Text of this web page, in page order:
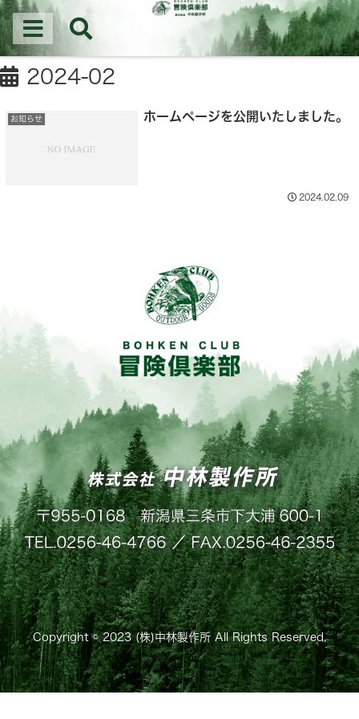
冒険倶楽部│新潟県三条の(株)中林製作所はなた・マルチツール・作業用バッグの
企画・製造を行う会社です。
新潟県三条市のマルチツール・アウトドアナイフ製造会社
2024-02
お知らせ ホームページを公開いたしました。
2024.02.09
Copyright © 2023 (株)中林製作所 All Rights Reserved.